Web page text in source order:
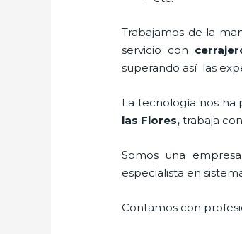
Trabajamos de la
servicio con
superando así las
La tecnología nos ha
las Flores,trabaja
Somos una
especialista en
Contamos con